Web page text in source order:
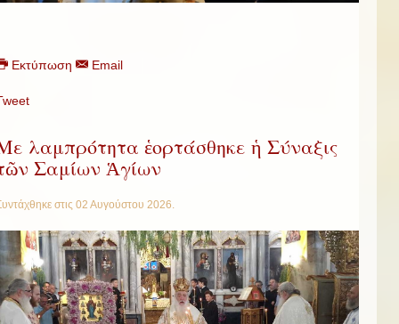
Εκτύπωση Email
λαμπρότητα ἑορτάσθηκε ἡ Σύναξις
Σαμίων Ἁγίων
στις 02 Αυγούστου 2026